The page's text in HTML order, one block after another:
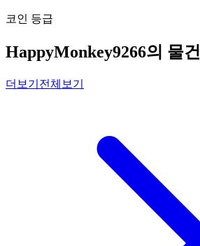
코인 등급
HappyMonkey9266의 물건
더보기 전체보기